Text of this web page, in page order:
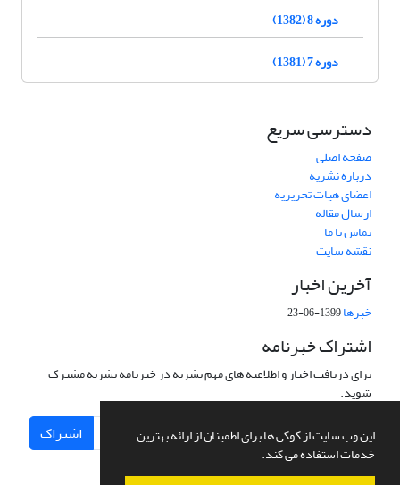
این وب سایت از کوکی ها برای اطمینان از ارائه بهترین
خدمات استفاده می کند.
دوره 8 (1382)
دوره 7 (1381)
دسترسی سریع
صفحه اصلی
درباره نشریه
اعضای هیات تحریریه
ارسال مقاله
تماس با ما
نقشه سایت
آخرین اخبار
خبرها1399-06-23
اشتراک خبرنامه
برای دریافت اخبار و اطلاعیه های مهم نشریه در خبرنامه نشریه مشترک
شوید.
اشتراک